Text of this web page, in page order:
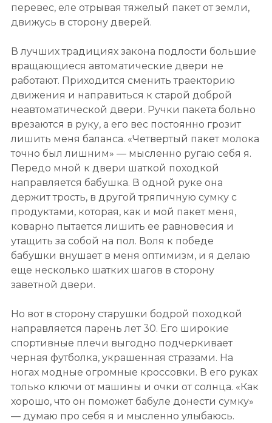
перевес, еле отрывая тяжелый пакет от земли,
движусь в сторону дверей.
В лучших традициях закона подлости большие
вращающиеся автоматические двери не
работают. Приходится сменить траекторию
движения и направиться к старой доброй
неавтоматической двери. Ручки пакета больно
врезаются в руку, а его вес постоянно грозит
лишить меня баланса. «Четвертый пакет молока
точно был лишним» — мысленно ругаю себя я.
Передо мной к двери шаткой походкой
направляется бабушка. В одной руке она
держит трость, в другой тряпичную сумку с
продуктами, которая, как и мой пакет меня,
коварно пытается лишить ее равновесия и
утащить за собой на пол. Воля к победе
бабушки внушает в меня оптимизм, и я делаю
еще несколько шатких шагов в сторону
заветной двери.
Но вот в сторону старушки бодрой походкой
направляется парень лет 30. Его широкие
спортивные плечи выгодно подчеркивает
черная футболка, украшенная стразами. На
ногах модные огромные кроссовки. В его руках
только ключи от машины и очки от солнца. «Как
хорошо, что он поможет бабуле донести сумку»
— думаю про себя я и мысленно улыбаюсь.